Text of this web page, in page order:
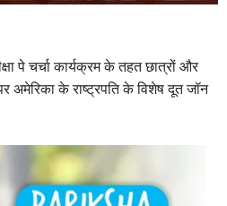
पे चर्चा कार्यक्रम के तहत छात्रों और
अमेरिका के राष्ट्रपति के विशेष दूत जॉन